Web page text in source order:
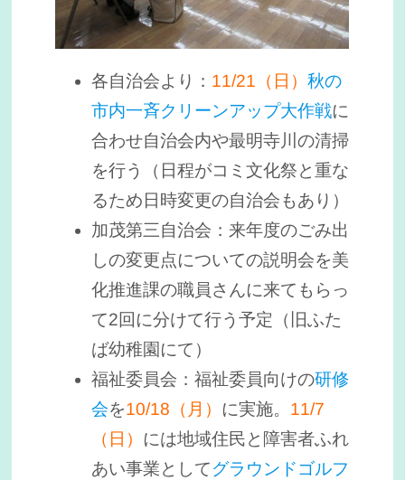
各自治会より： 11/21（日）秋の
市内一斉クリーンアップ大作戦に
合わせ自治会内や最明寺川の清掃
を行う（日程がコミ文化祭と重な
るため日時変更の自治会もあり）
加茂第三自治会：来年度のごみ出
しの変更点についての説明会を美
化推進課の職員さんに来てもらっ
て2回に分けて行う予定（旧ふた
ば幼稚園にて）
福祉委員会：福祉委員向けの研修
会を10/18（月） に実施。 11/7
（日） には地域住民と障害者ふれ
あい事業としてグラウンドゴルフ